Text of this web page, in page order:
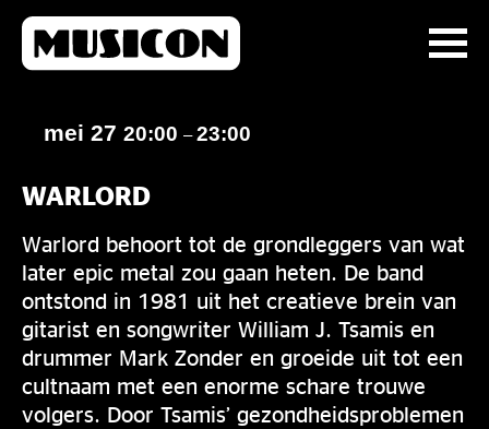
mei 27 20:00 –23:00
WARLORD
Warlord behoort tot de grondleggers van wat
later epic metal zou gaan heten. De band
ontstond in 1981 uit het creatieve brein van
gitarist en songwriter William J. Tsamis en
drummer Mark Zonder en groeide uit tot een
cultnaam met een enorme schare trouwe
volgers. Door Tsamis’ gezondheidsproblemen